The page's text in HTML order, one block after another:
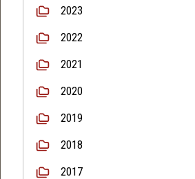
2023
2022
2021
2020
2019
2018
2017